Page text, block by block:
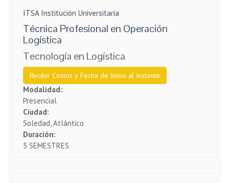
ITSA Institución Universitaria
Técnica Profesional en Operación
Logística
Tecnología en Logística
Recibir Costos y Fecha de Inicio al Instante
Modalidad:
Presencial
Ciudad:
Soledad, Atlántico
Duración:
5 SEMESTRES